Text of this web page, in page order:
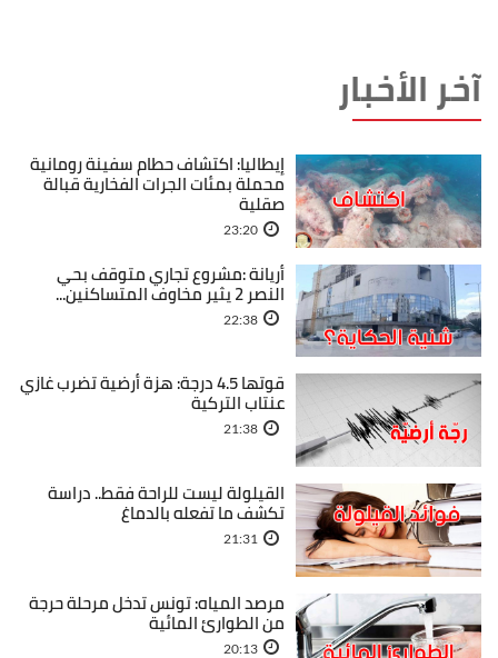
آخر الأخبار
إيطاليا: اكتشاف حطام سفينة رومانية
محملة بمئات الجرات الفخارية قبالة
صقلية
23:20
أريانة :مشروع تجاري متوقف بحي
النصر 2 يثير مخاوف المتساكنين...
22:38
قوتها 4.5 درجة: هزة أرضية تضرب غازي
عنتاب التركية
21:38
القيلولة ليست للراحة فقط.. دراسة
تكشف ما تفعله بالدماغ
21:31
مرصد المياه: تونس تدخل مرحلة حرجة
من الطوارئ المائية
20:13